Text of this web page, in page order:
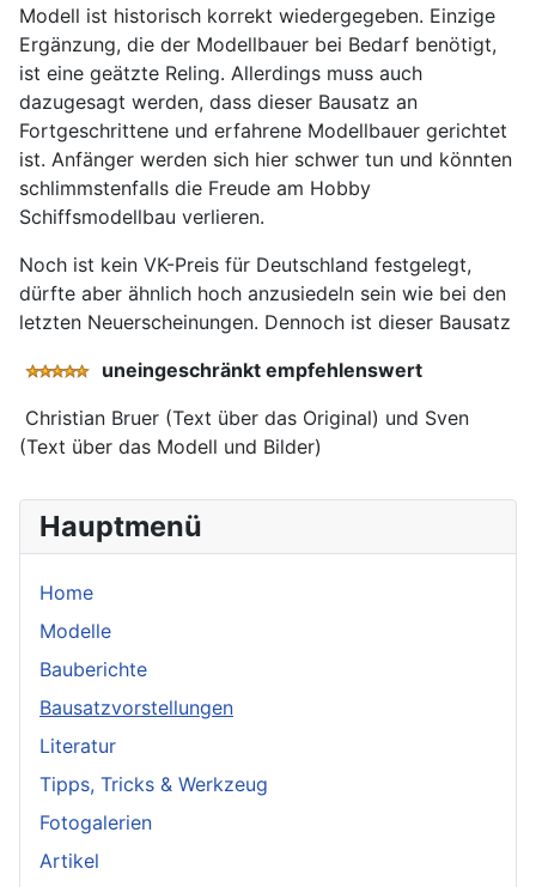
Hauptmenü
Home
Modelle
Bauberichte
Bausatzvorstellungen
Literatur
Tipps, Tricks & Werkzeug
Fotogalerien
Artikel
Modell ist historisch korrekt wiedergegeben. Einzige
Ergänzung, die der Modellbauer bei Bedarf benötigt,
ist eine geätzte Reling. Allerdings muss auch
dazugesagt werden, dass dieser Bausatz an
Fortgeschrittene und erfahrene Modellbauer gerichtet
ist. Anfänger werden sich hier schwer tun und könnten
schlimmstenfalls die Freude am Hobby
Schiffsmodellbau verlieren.
Noch ist kein VK-Preis für Deutschland festgelegt,
dürfte aber ähnlich hoch anzusiedeln sein wie bei den
letzten Neuerscheinungen. Dennoch ist dieser Bausatz
uneingeschränkt empfehlenswert
Christian Bruer (Text über das Original) und Sven
(Text über das Modell und Bilder)